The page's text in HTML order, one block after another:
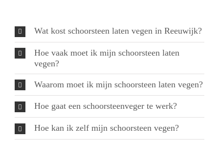
Wat kost schoorsteen laten vegen in Reeuwijk?
Hoe vaak moet ik mijn schoorsteen laten
vegen?
Waarom moet ik mijn schoorsteen laten vegen?
Hoe gaat een schoorsteenveger te werk?
Hoe kan ik zelf mijn schoorsteen vegen?